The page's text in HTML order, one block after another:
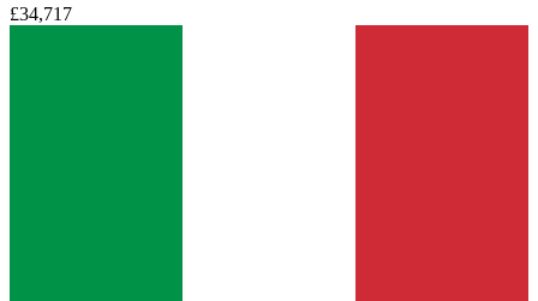
£34,717